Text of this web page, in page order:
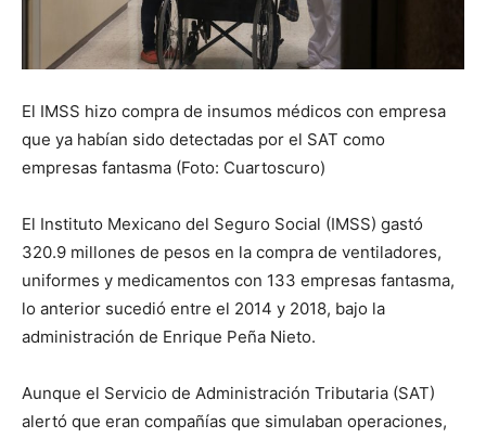
El IMSS hizo compra de insumos médicos con empresa
que ya habían sido detectadas por el SAT como
empresas fantasma (Foto: Cuartoscuro)
El Instituto Mexicano del Seguro Social (IMSS) gastó
320.9 millones de pesos en la compra de ventiladores,
uniformes y medicamentos con 133 empresas fantasma,
lo anterior sucedió entre el 2014 y 2018, bajo la
administración de Enrique Peña Nieto.
Aunque el Servicio de Administración Tributaria (SAT)
alertó que eran compañías que simulaban operaciones,